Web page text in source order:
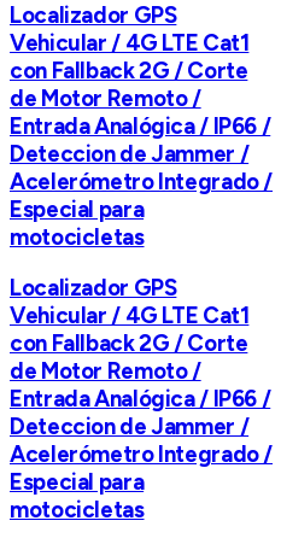
Localizador GPS
Vehicular / 4G LTE Cat1
con Fallback 2G / Corte
de Motor Remoto /
Entrada Analógica / IP66 /
Deteccion de Jammer /
Acelerómetro Integrado /
Especial para
motocicletas
Localizador GPS
Vehicular / 4G LTE Cat1
con Fallback 2G / Corte
de Motor Remoto /
Entrada Analógica / IP66 /
Deteccion de Jammer /
Acelerómetro Integrado /
Especial para
motocicletas